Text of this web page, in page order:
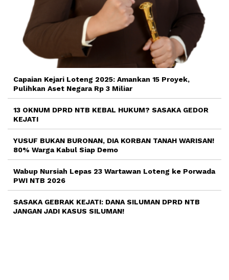
Capaian Kejari Loteng 2025: Amankan 15 Proyek,
Pulihkan Aset Negara Rp 3 Miliar
13 OKNUM DPRD NTB KEBAL HUKUM? SASAKA GEDOR
KEJATI
YUSUF BUKAN BURONAN, DIA KORBAN TANAH WARISAN!
80% Warga Kabul Siap Demo
Wabup Nursiah Lepas 23 Wartawan Loteng ke Porwada
PWI NTB 2026
SASAKA GEBRAK KEJATI: DANA SILUMAN DPRD NTB
JANGAN JADI KASUS SILUMAN!